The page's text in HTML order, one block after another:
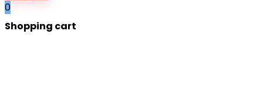
0
Shopping cart